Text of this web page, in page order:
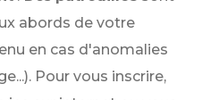
abords de votre
en cas d'anomalies
Pour vous inscrire,